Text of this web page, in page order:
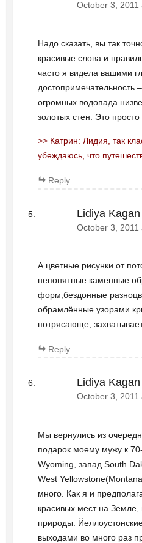
October 3, 2011
Надо сказать, вы так
красивые слова и
часто я видела вашими
достопримечательность
огромных водопада
золотых стен. Это
>> Катрин: Лидия, так
убеждаюсь, что
Reply
Lidiya Kagan
October 3, 2011
А цветные рисунки от
непонятные каменные
форм,бездонные
обрамлённые узорами
потрясающе,
Reply
Lidiya Kagan
October 3, 2011
Мы вернулись из
подарок моему мужу к
Wyoming, запад South
West
много. Как я и
красивых мест на
природы.
выходами во много раз